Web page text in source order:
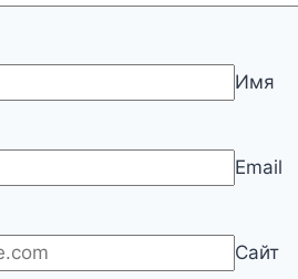
Имя
Email
Сайт